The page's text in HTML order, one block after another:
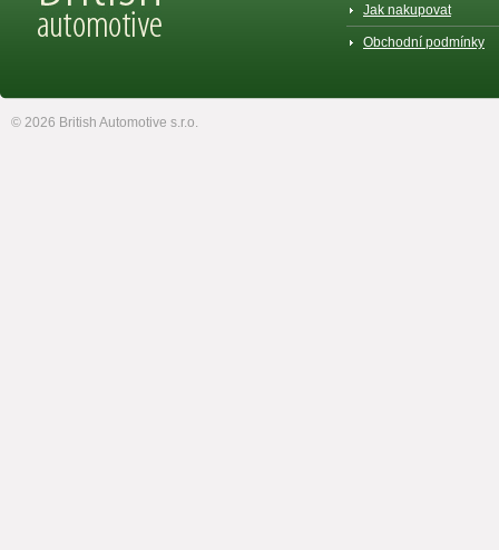
Jak nakupovat
Obchodní podmínky
© 2026 British Automotive s.r.o.